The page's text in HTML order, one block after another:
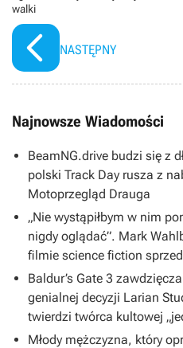
walki
NASTĘPNY
Najnowsze Wiadomości
BeamNG.drive budzi się z
polski Track Day rusza z
Motoprzegląd Drauga
„Nie wystąpiłbym w nim
nigdy oglądać”. Mark
filmie science fiction
Baldur’s Gate 3
genialnej decyzji Larian
twierdzi twórca kultowej
Młody mężczyzna, który